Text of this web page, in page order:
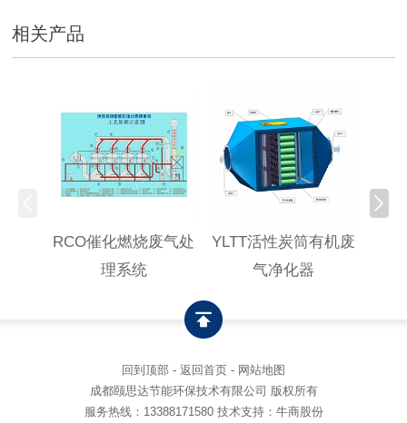
相关产品
RCO催化燃烧废气处
理系统
YLTT活性炭筒有机废
气净化器
回到顶部 - 返回首页 - 网站地图
成都颐思达节能环保技术有限公司 版权所有
服务热线： 13388171580 技术支持：牛商股份